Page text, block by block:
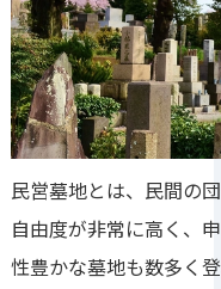
民営墓地とは、民間の
自由度が非常に高く、
性豊かな墓地も数多く